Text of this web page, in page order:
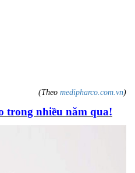
(Theo medipharco.com.vn)
trong nhiều năm qua!